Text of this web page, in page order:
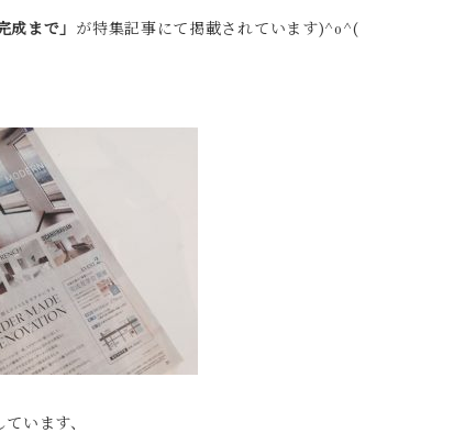
成まで」 が特集記事にて掲載されています)^o^(
います、